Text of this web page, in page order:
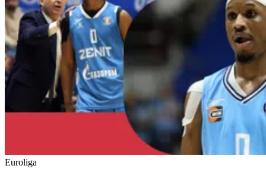
Euroliga